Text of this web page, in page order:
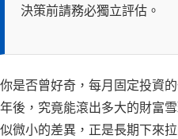
決策前請務必獨立評估。
你是否曾好奇，每月固定投資
年後，究竟能滾出多大的財富
似微小的差異，正是長期下來